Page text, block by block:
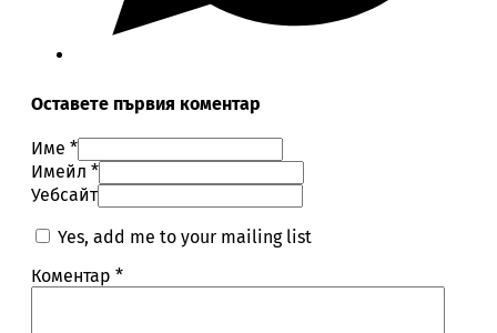
Оставете първия коментар
Име *
Имейл *
Уебсайт
Yes, add me to your mailing list
Коментар *